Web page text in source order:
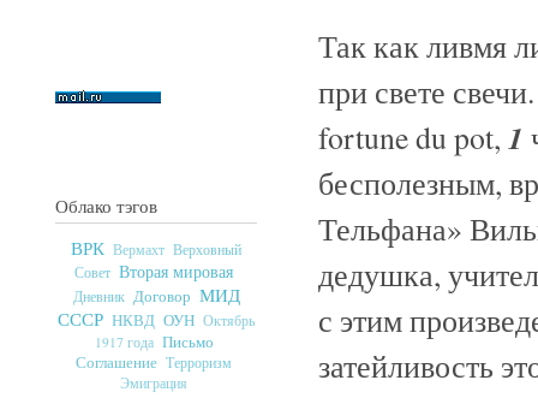
Облако тэгов
ВРК Вермахт Верховный
Совет Вторая мировая
Дневник Договор МИД
СССР НКВД ОУН Октябрь
1917 года Письмо
Соглашение Терроризм
Эмиграция
Так как ливмя
при свете
fortune du pot, 1
бесполезным,
Тельфана»
дедушка,
с этим
затейливость